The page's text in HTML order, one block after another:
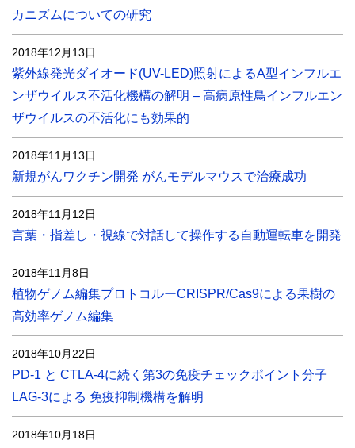
カニズムについての研究
2018年12月13日
紫外線発光ダイオード(UV-LED)照射によるA型インフルエ
ンザウイルス不活化機構の解明 – 高病原性鳥インフルエン
ザウイルスの不活化にも効果的
2018年11月13日
新規がんワクチン開発 がんモデルマウスで治療成功
2018年11月12日
言葉・指差し・視線で対話して操作する自動運転車を開発
2018年11月8日
植物ゲノム編集プロトコルーCRISPR/Cas9による果樹の
高効率ゲノム編集
2018年10月22日
PD-1 と CTLA-4に続く第3の免疫チェックポイント分子
LAG-3による 免疫抑制機構を解明
2018年10月18日